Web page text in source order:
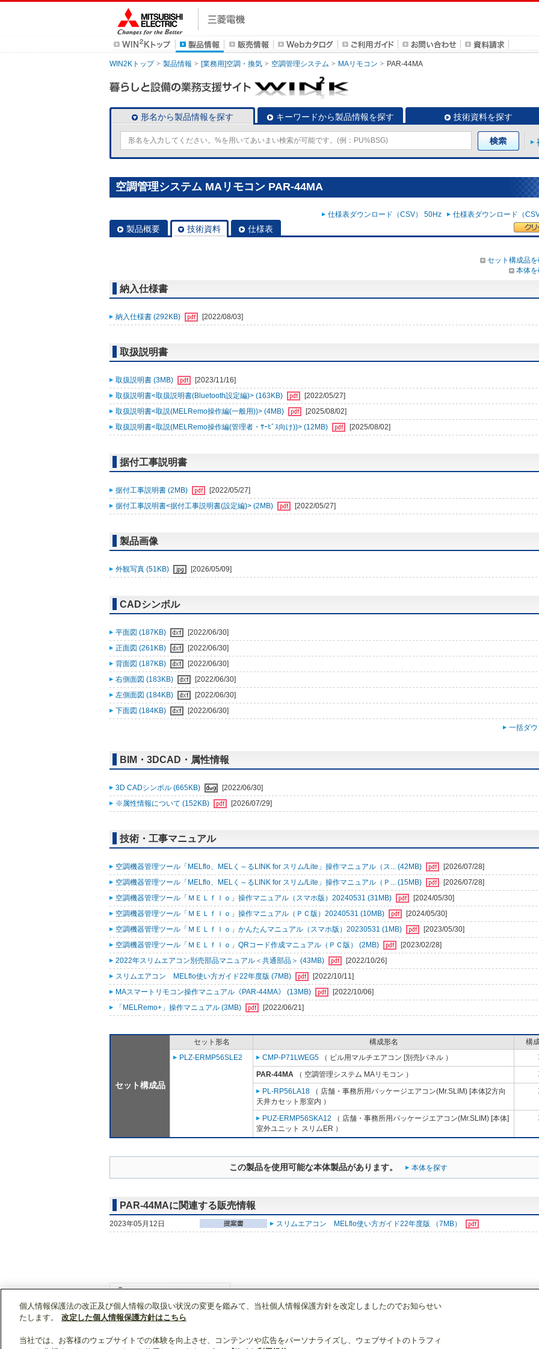
WIN2Kトップ 製品情報 [業務用]空調・換気 空調管理システム MAリモコン PAR-44MA
形名から製品情報を探す キーワードから製品情報を探す 技術資料を探す
空調管理システム MAリモコン PAR-44MA
仕様表ダウンロード（CSV） 50Hz 仕様表ダウンロード（
製品概要 技術資料 仕様表
セット構成品
本体
納入仕様書
納入仕様書 (292KB) [2022/08/03]
取扱説明書
取扱説明書 (3MB)
[2023/11/16]
取扱説明書<取扱説明書(Bluetooth設定編)> (163KB)
[2022/05/27]
取扱説明書<取説(MELRemo操作編(一般用))> (4MB)
[2025/08/02]
取扱説明書<取説(MELRemo操作編(管理者・ｻｰﾋﾞｽ向け))> (12MB)
[2025/08/02]
据付工事説明書
据付工事説明書 (2MB)
[2022/05/27]
据付工事説明書<据付工事説明書(設定編)> (2MB)
[2022/05/27]
製品画像
外観写真 (51KB) [2026/05/09]
CADシンボル
平面図 (187KB)
[2022/06/30]
正面図 (261KB)
[2022/06/30]
背面図 (187KB)
[2022/06/30]
右側面図 (183KB)
[2022/06/30]
左側面図 (184KB)
[2022/06/30]
下面図 (184KB)
[2022/06/30]
一括ダ
BIM・3DCAD・属性情報
3D CADシンボル (665KB)
[2022/06/30]
※属性情報について (152KB)
[2026/07/29]
技術・工事マニュアル
空調機器管理ツール「MELflo、MELく～るLINK for スリム/Lite」操作マニュアル（ス... (42MB)
[2026/07/28]
空調機器管理ツール「MELflo、MELく～るLINK for スリム/Lite」操作マニュアル（Ｐ... (15MB)
[2026/07/28]
空調機器管理ツール「ＭＥＬｆｌｏ」操作マニュアル（スマホ版）20240531 (31MB)
[2024/05/30]
空調機器管理ツール「ＭＥＬｆｌｏ」操作マニュアル（ＰＣ版）20240531 (10MB)
[2024/05/30]
空調機器管理ツール「ＭＥＬｆｌｏ」かんたんマニュアル（スマホ版）20230531 (1MB)
[2023/05/30]
空調機器管理ツール「ＭＥＬｆｌｏ」QRコード作成マニュアル（ＰＣ版） (2MB)
[2023/02/28]
2022年スリムエアコン別売部品マニュアル＜共通部品＞ (43MB)
[2022/10/26]
スリムエアコン MELflo使い方ガイド22年度版 (7MB)
[2022/10/11]
MAスマートリモコン操作マニュアル《PAR-44MA》 (13MB)
[2022/10/06]
「MELRemo+」操作マニュアル (3MB)
[2022/06/21]
セット構成品
セット形名 構成形名
構
PLZ-ERMP56SLE2
CMP-P71LWEG5 （ ビル用マルチエアコン [別売]パネル ）
PAR-44MA （ 空調管理システム MAリモコン ）
PL-RP56LA18 （ 店舗・事務所用パッケージエアコン(Mr.SLIM) [本体]2方向
天井カセット形室内 ）
PUZ-ERMP56SKA12 （ 店舗・事務所用パッケージエアコン(Mr.SLIM) [本体]
室外ユニット スリムER ）
この製品を使用可能な本体製品があります。 本体を探す
PAR-44MAに関連する販売情報
2023年05月12日 スリムエアコン MELflo使い方ガイド22年度版 （7MB）
WIN2Kトップ 製品情報
個人情報保護法の改正及び個人情報の取扱い状況の変更を鑑みて、当社個人情報保護方針を改定しましたのでお知らせい
たします。
改定した個人情報保護方針はこちら
当社では、お客様のウェブサイトでの体験を向上させ、コンテンツや広告をパーソナライズし、ウェブサイトのトラフィ